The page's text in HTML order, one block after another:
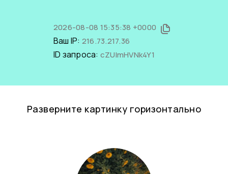
2026-08-08 15:35:38 +0000
Ваш IP: 216.73.217.36
ID запроса: cZUlmHVNk4Y1
Разверните картинку горизонтально